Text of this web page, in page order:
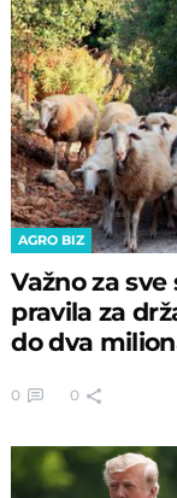
AGRO BIZ
Važno za
pravila za
do dva
0 0